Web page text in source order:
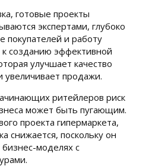
готовые проекты
экспертами, глубоко
и работу
созданию эффективной
улучшает качество
увеличивает продажи.
ритейлеров риск
может быть пугающим.
проекта гипермаркета,
снижается, поскольку он
моделях с